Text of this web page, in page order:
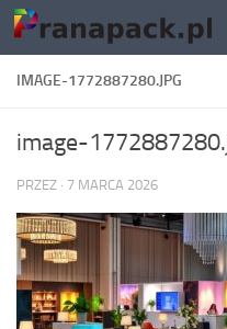
Skip to content
IMAGE-1772887280.JPG
image-
PRZEZ · 7 MARCA 2026